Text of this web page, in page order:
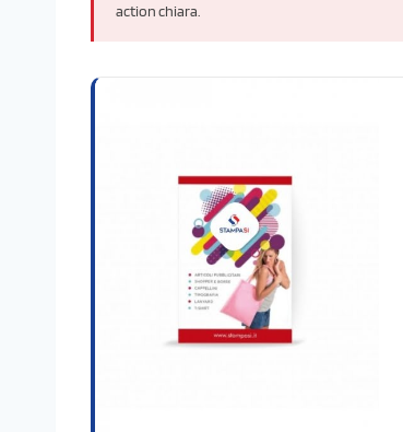
action chiara.